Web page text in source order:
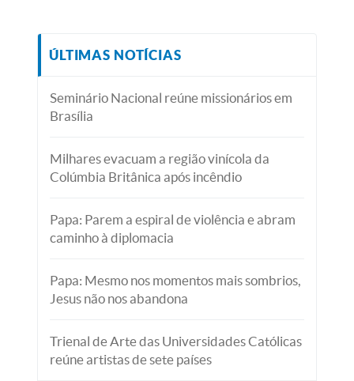
ÚLTIMAS NOTÍCIAS
Seminário Nacional reúne missionários em
Brasília
Milhares evacuam a região vinícola da
Colúmbia Britânica após incêndio
Papa: Parem a espiral de violência e abram
caminho à diplomacia
Papa: Mesmo nos momentos mais sombrios,
Jesus não nos abandona
Trienal de Arte das Universidades Católicas
reúne artistas de sete países